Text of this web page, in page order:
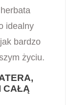
idealny
bardzo
życiu.
CAŁĄ